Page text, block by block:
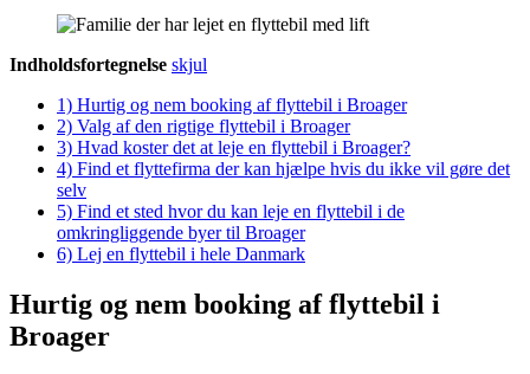
Indholdsfortegnelse skjul
1) Hurtig og nem booking af flyttebil i Broager
2) Valg af den rigtige flyttebil i Broager
3) Hvad koster det at leje en flyttebil i Broager?
4) Find et flyttefirma der kan hjælpe hvis du ikke vil gøre det
selv
5) Find et sted hvor du kan leje en flyttebil i de
omkringliggende byer til Broager
6) Lej en flyttebil i hele Danmark
Hurtig og nem booking af flyttebil i
Broager